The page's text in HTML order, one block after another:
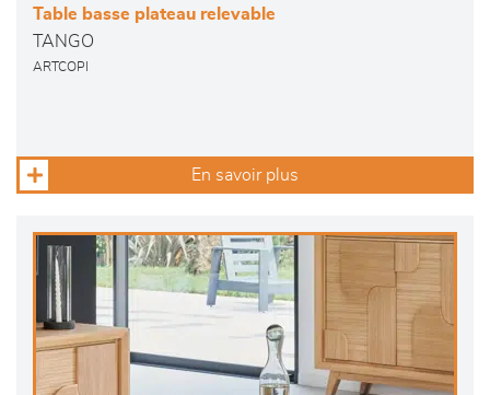
Table basse plateau relevable
TANGO
ARTCOPI
En savoir plus